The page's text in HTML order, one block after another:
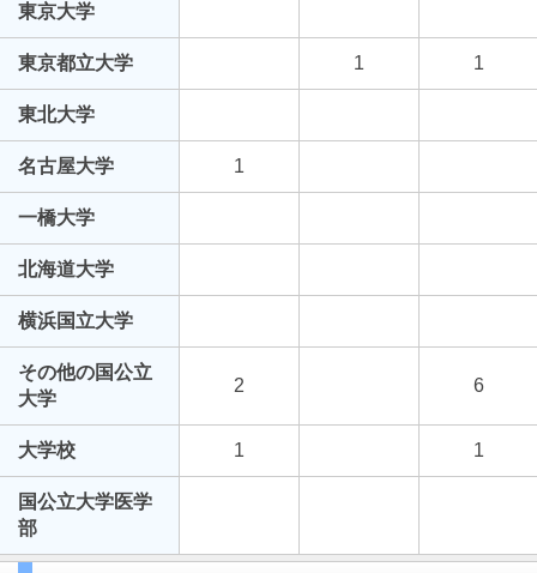
東京大学
東京都立大学 1 1
東北大学
名古屋大学 1
一橋大学
北海道大学
横浜国立大学
その他の国公立
大学
2 6
大学校 1 1
国公立大学医学
部